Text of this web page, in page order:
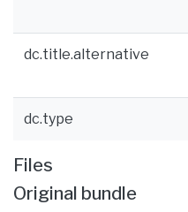
dc.title.alternative
dc.type
Files
Original bundle